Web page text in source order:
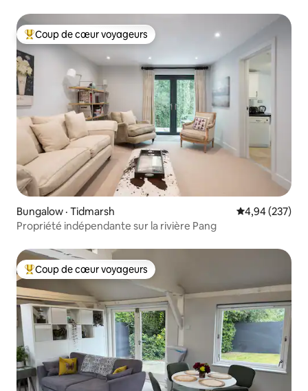
Coup de cœur voyageurs parmi les plus aimés
Coup de cœur voyageurs
Bungalow · Tidmarsh Note
4,94 (237)
Propriété indépendante sur la rivière Pang
Coup de cœur voyageurs parmi les plus aimés
Coup de cœur voyageurs